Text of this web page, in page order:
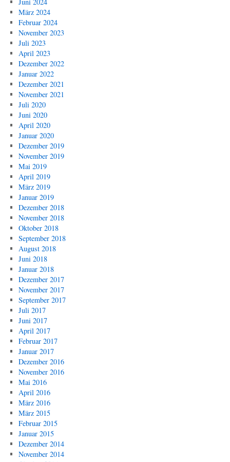
März 2024
Februar 2024
November 2023
Juli 2023
April 2023
Dezember 2022
Januar 2022
Dezember 2021
November 2021
Juli 2020
Juni 2020
April 2020
Januar 2020
Dezember 2019
November 2019
Mai 2019
April 2019
März 2019
Januar 2019
Dezember 2018
November 2018
Oktober 2018
September 2018
August 2018
Juni 2018
Januar 2018
Dezember 2017
November 2017
September 2017
Juli 2017
Juni 2017
April 2017
Februar 2017
Januar 2017
Dezember 2016
November 2016
Mai 2016
April 2016
März 2016
März 2015
Februar 2015
Januar 2015
Dezember 2014
November 2014